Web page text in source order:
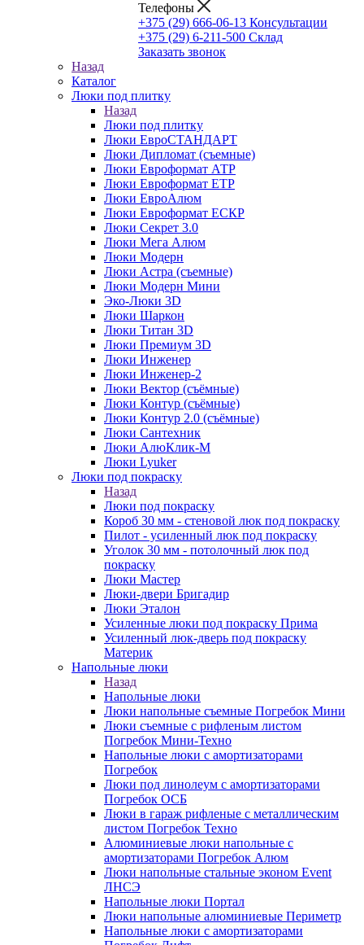
Телефоны
+375 (29) 666-06-13 Консультации
+375 (29) 6-211-500 Склад
Заказать звонок
Назад
Каталог
Люки под плитку
Назад
Люки под плитку
Люки ЕвроСТАНДАРТ
Люки Дипломат (съемные)
Люки Евроформат АТР
Люки Евроформат ЕТР
Люки ЕвроАлюм
Люки Евроформат ЕСКР
Люки Секрет 3.0
Люки Мега Алюм
Люки Модерн
Люки Астра (съемные)
Люки Модерн Мини
Эко-Люки 3D
Люки Шаркон
Люки Титан 3D
Люки Премиум 3D
Люки Инженер
Люки Инженер-2
Люки Вектор (съёмные)
Люки Контур (съёмные)
Люки Контур 2.0 (съёмные)
Люки Сантехник
Люки АлюКлик-М
Люки Lyuker
Люки под покраску
Назад
Люки под покраску
Короб 30 мм - стеновой люк под покраску
Пилот - усиленный люк под покраску
Уголок 30 мм - потолочный люк под
покраску
Люки Мастер
Люки-двери Бригадир
Люки Эталон
Усиленные люки под покраску Прима
Усиленный люк-дверь под покраску
Материк
Напольные люки
Назад
Напольные люки
Люки напольные съемные Погребок Мини
Люки съемные с рифленым листом
Погребок Мини-Техно
Напольные люки с амортизаторами
Погребок
Люки под линолеум с амортизаторами
Погребок ОСБ
Люки в гараж рифленые с металлическим
листом Погребок Техно
Алюминиевые люки напольные с
амортизаторами Погребок Алюм
Люки напольные стальные эконом Event
ЛНСЭ
Напольные люки Портал
Люки напольные алюминиевые Периметр
Напольные люки с амортизаторами